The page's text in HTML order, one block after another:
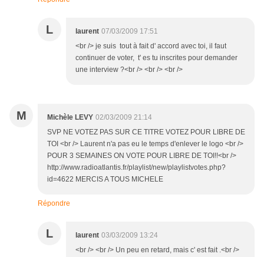
L laurent 07/03/2009 17:51
<br /> je suis tout à fait d' accord avec toi, il faut
continuer de voter, t' es tu inscrites pour demander
une interview ?<br /> <br /> <br />
M Michèle LEVY 02/03/2009 21:14
SVP NE VOTEZ PAS SUR CE TITRE VOTEZ POUR LIBRE DE
TOI <br /> Laurent n'a pas eu le temps d'enlever le logo <br />
POUR 3 SEMAINES ON VOTE POUR LIBRE DE TOI!!<br />
http://www.radioatlantis.fr/playlist/new/playlistvotes.php?
id=4622 MERCIS A TOUS MICHELE
Répondre
L laurent 03/03/2009 13:24
<br /> <br /> Un peu en retard, mais c' est fait .<br />